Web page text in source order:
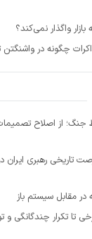
واگذار نمی‌کند؟
چگونه در
جنگ؛ از اصلاح
تاریخی رهبری ایران
در مقابل سیستم باز
تا تکرار چندگانگی و